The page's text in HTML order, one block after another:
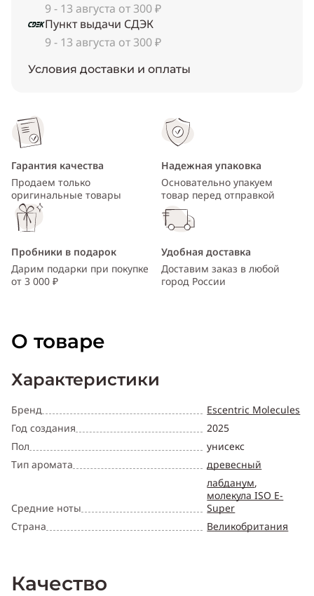
9 - 13 августа от 300 ₽
Пункт выдачи СДЭК
9 - 13 августа от 300 ₽
Условия доставки и оплаты
Гарантия качества
Продаем только
оригинальные товары
Надежная упаковка
Основательно упакуем
товар перед отправкой
Пробники в подарок
Дарим подарки при покупке
от 3 000 ₽
Удобная доставка
Доставим заказ в любой
город России
О товаре
Характеристики
Бренд
Год создания
Пол
Тип аромата
Средние ноты
Страна
Escentric Molecules
2025
унисекс
древесный
лабданум,
молекула ISO E-
Super
Великобритания
Качество